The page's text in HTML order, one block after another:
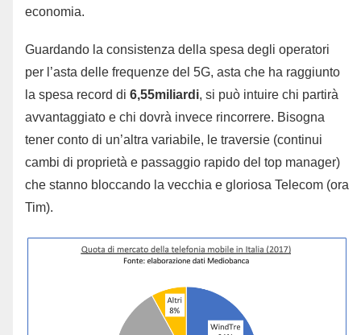
economia.
Guardando la consistenza della spesa degli operatori
per l’asta delle frequenze del 5G, asta che ha raggiunto
la spesa record di 6,55miliardi, si può intuire chi partirà
avvantaggiato e chi dovrà invece rincorrere. Bisogna
tener conto di un’altra variabile, le traversie (continui
cambi di proprietà e passaggio rapido del top manager)
che stanno bloccando la vecchia e gloriosa Telecom (ora
Tim).